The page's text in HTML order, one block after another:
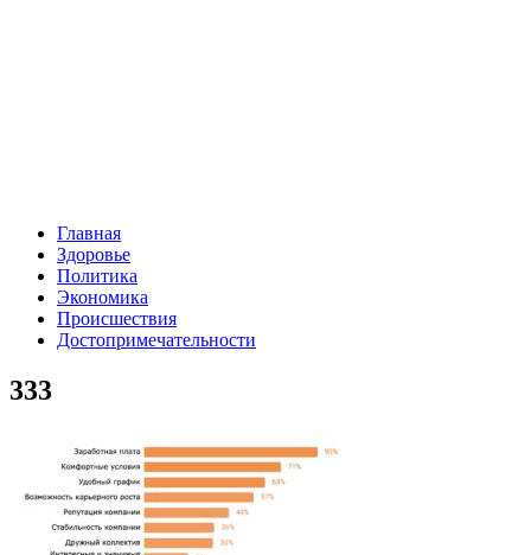
Главная
Здоровье
Политика
Экономика
Происшествия
Достопримечательности
333